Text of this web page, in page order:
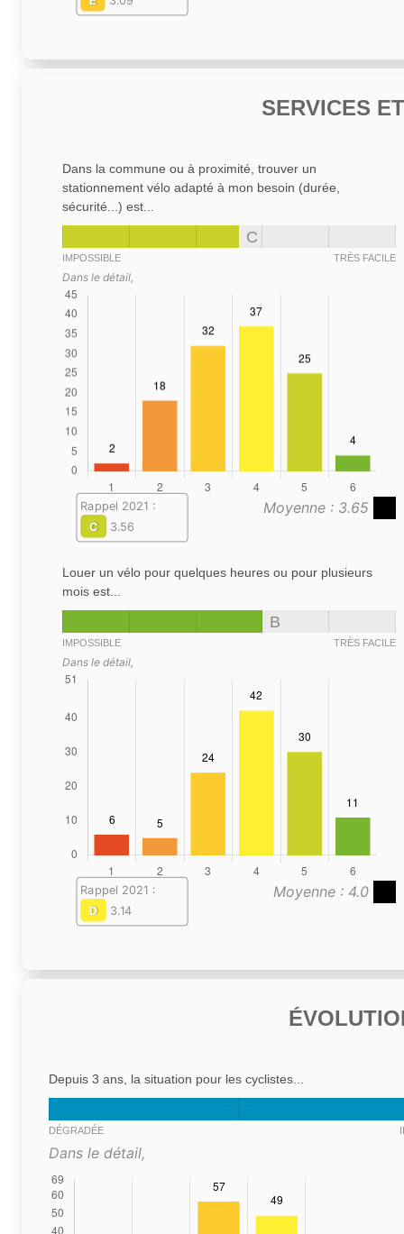
SERVICES
Dans la commune ou à proximité, trouver un
stationnement vélo adapté à mon besoin (durée,
sécurité...) est...
C
IMPOSSIBLE TRÈS FACILE
Dans le détail,
Moyenne : 3.65
Rappel 2021 :
C
3.56
Louer un vélo pour quelques heures ou pour plusieurs
mois est...
B
IMPOSSIBLE TRÈS FACILE
Dans le détail,
Moyenne : 4.0
Rappel 2021 :
D
3.14
Depuis 3 ans, la situation pour les cyclistes...
DÉGRADÉE
Dans le détail,